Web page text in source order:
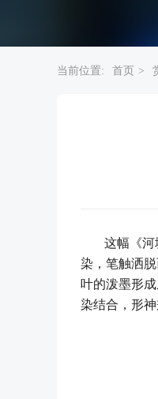
当前位置: 首页 >
这幅《河塘
染，笔触洒
叶的泼墨形
染结合，形